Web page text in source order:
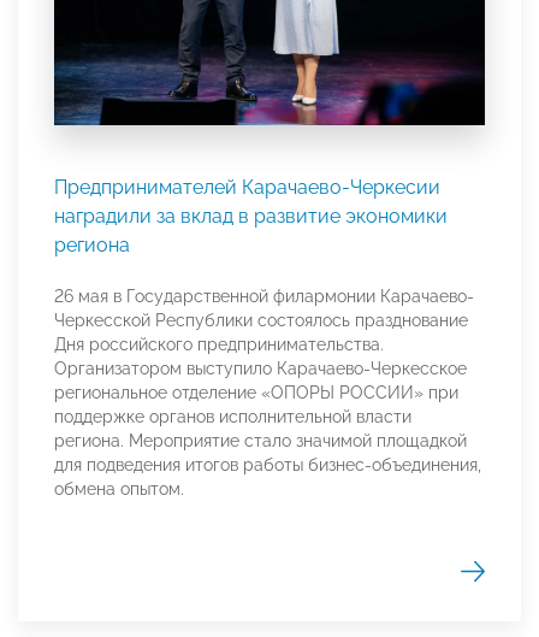
Предпринимателей Карачаево-Черкесии
наградили за вклад в развитие экономики
региона
26 мая в Государственной филармонии Карачаево-
Черкесской Республики состоялось празднование
Дня российского предпринимательства.
Организатором выступило Карачаево-Черкесское
региональное отделение «ОПОРЫ РОССИИ» при
поддержке органов исполнительной власти
региона. Мероприятие стало значимой площадкой
для подведения итогов работы бизнес-объединения,
обмена опытом.